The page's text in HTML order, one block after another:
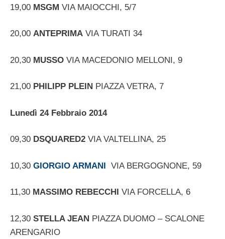
19,00 MSGM VIA MAIOCCHI, 5/7
20,00 ANTEPRIMA VIA TURATI 34
20,30 MUSSO VIA MACEDONIO MELLONI, 9
21,00 PHILIPP PLEIN PIAZZA VETRA, 7
Lunedì 24 Febbraio 2014
09,30 DSQUARED2 VIA VALTELLINA, 25
10,30 GIORGIO ARMANI VIA BERGOGNONE, 59
11,30 MASSIMO REBECCHI VIA FORCELLA, 6
12,30 STELLA JEAN PIAZZA DUOMO – SCALONE
ARENGARIO